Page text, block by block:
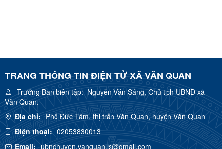
TRANG THÔNG TIN ĐIỆN TỬ XÃ VĂN QUAN
Trưởng Ban biên tập:Nguyễn Văn Sáng, Chủ tịch UBND xã
Văn Quan.
Địa chỉ: Phố Đức Tâm, thị trấn Văn Quan, huyện Văn Quan
Điện thoại: 02053830013
Email: ubndhuyen.vanquan.ls@gmail.com